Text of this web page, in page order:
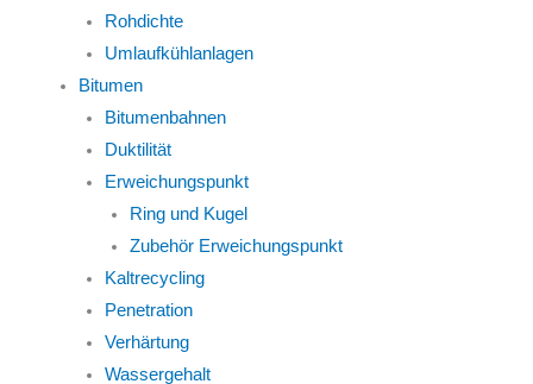
Rohdichte
Umlaufkühlanlagen
Bitumen
Bitumenbahnen
Duktilität
Erweichungspunkt
Ring und Kugel
Zubehör Erweichungspunkt
Kaltrecycling
Penetration
Verhärtung
Wassergehalt